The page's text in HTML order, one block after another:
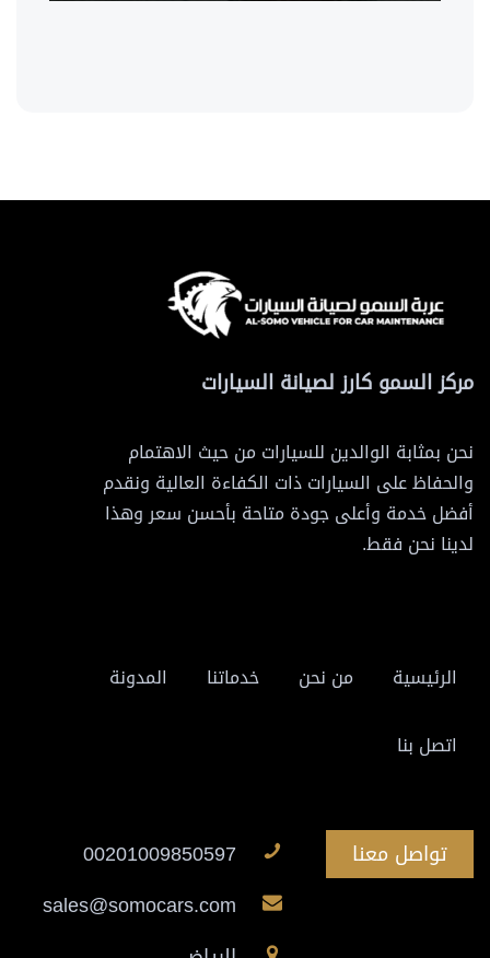
مركز السمو كارز لصيانة السيارات
نحن بمثابة الوالدين للسيارات من حيث الاهتمام
والحفاظ على السيارات ذات الكفاءة العالية ونقدم
أفضل خدمة وأعلى جودة متاحة بأحسن سعر وهذا
لدينا نحن فقط.
الرئيسية من نحن خدماتنا
المدونة
اتصل بنا
تواصل معنا
00201009850597
sales@somocars.com